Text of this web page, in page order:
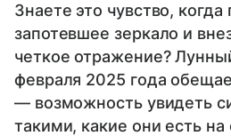
Знаете это чувство, когда
запотевшее зеркало и
четкое отражение?
февраля 2025 года
— возможность увидеть
такими, какие они есть